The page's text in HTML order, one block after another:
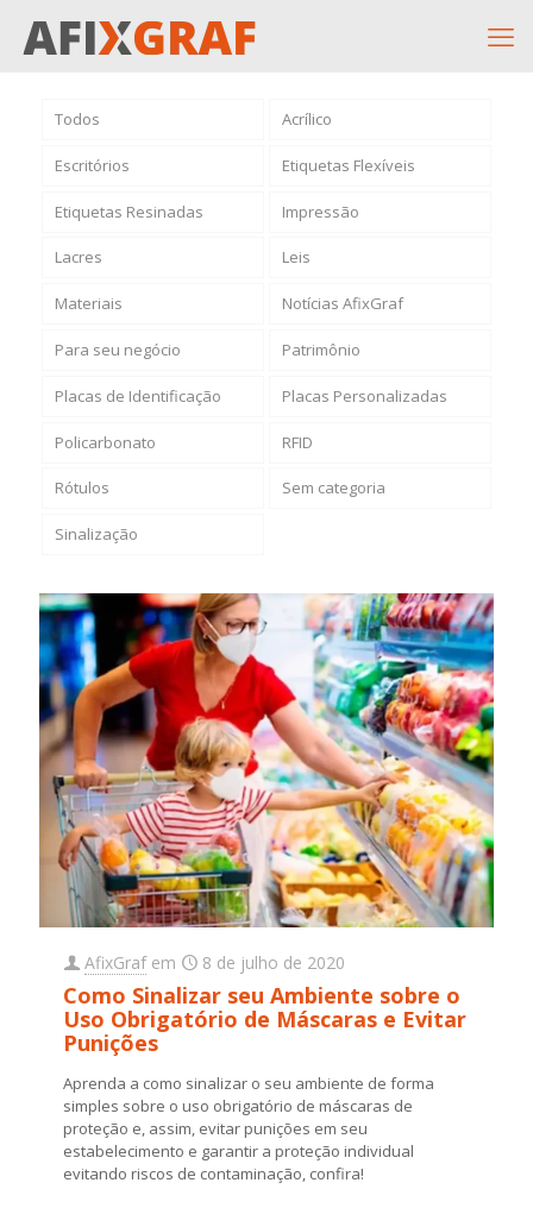
Todos Acrílico
Escritórios Etiquetas Flexíveis
Etiquetas Resinadas Impressão
Lacres Leis
Materiais Notícias AfixGraf
Para seu negócio Patrimônio
Placas de Identificação Placas Personalizadas
Policarbonato RFID
Rótulos Sem categoria
Sinalização
AfixGraf em 8 de julho de 2020
Como Sinalizar seu Ambiente sobre o
Uso Obrigatório de Máscaras e Evitar
Punições
Aprenda a como sinalizar o seu ambiente de forma
simples sobre o uso obrigatório de máscaras de
proteção e, assim, evitar punições em seu
estabelecimento e garantir a proteção individual
evitando riscos de contaminação, confira!